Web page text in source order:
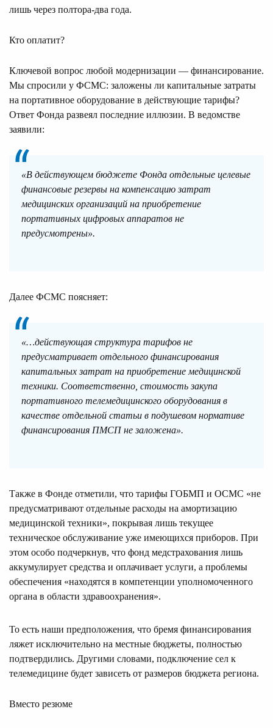
лишь через полтора-два года.
Кто оплатит?
Ключевой вопрос любой модернизации — финансирование.
Мы спросили у ФСМС: заложены ли капитальные затраты
на портативное оборудование в действующие тарифы?
Ответ Фонда развеял последние иллюзии. В ведомстве
заявили:
«В действующем бюджете Фонда отдельные целевые
финансовые резервы на компенсацию затрат
медицинских организаций на приобретение
портативных цифровых аппаратов не
предусмотрены».
Далее ФСМС поясняет:
«…действующая структура тарифов не
предусматривает отдельного финансирования
капитальных затрат на приобретение медицинской
техники. Соответственно, стоимость закупа
портативного телемедицинского оборудования в
качестве отдельной статьи в подушевом нормативе
финансирования ПМСП не заложена».
Также в Фонде отметили, что тарифы ГОБМП и ОСМС «не
предусматривают отдельные расходы на амортизацию
медицинской техники», покрывая лишь текущее
техническое обслуживание уже имеющихся приборов. При
этом особо подчеркнув, что фонд медстрахования лишь
аккумулирует средства и оплачивает услуги, а проблемы
обеспечения «находятся в компетенции уполномоченного
органа в области здравоохранения».
То есть наши предположения, что бремя финансирования
ляжет исключительно на местные бюджеты, полностью
подтвердились. Другими словами, подключение сел к
телемедицине будет зависеть от размеров бюджета региона.
Вместо резюме